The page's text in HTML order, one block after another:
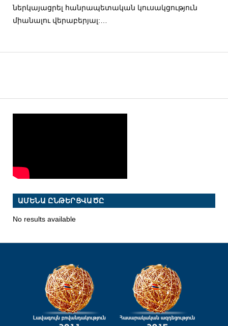
ներկայացրել հանրապետական կուսակցություն
միանալու վերաբերյալ:…
ԱՄԵՆԱ ԸՆԹԵՐՑՎԱԾԸ
No results available